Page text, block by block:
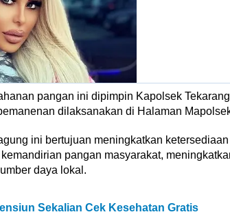
pangan ini dipimpin Kapolsek
dilaksanakan di Halaman
ini bertujuan meningkatkan
pangan masyarakat,
daya lokal.
Sekalian Cek Kesehatan Gratis